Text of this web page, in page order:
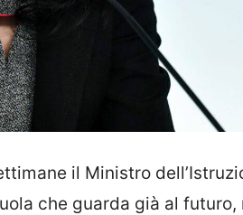
il Ministro
che guarda già al